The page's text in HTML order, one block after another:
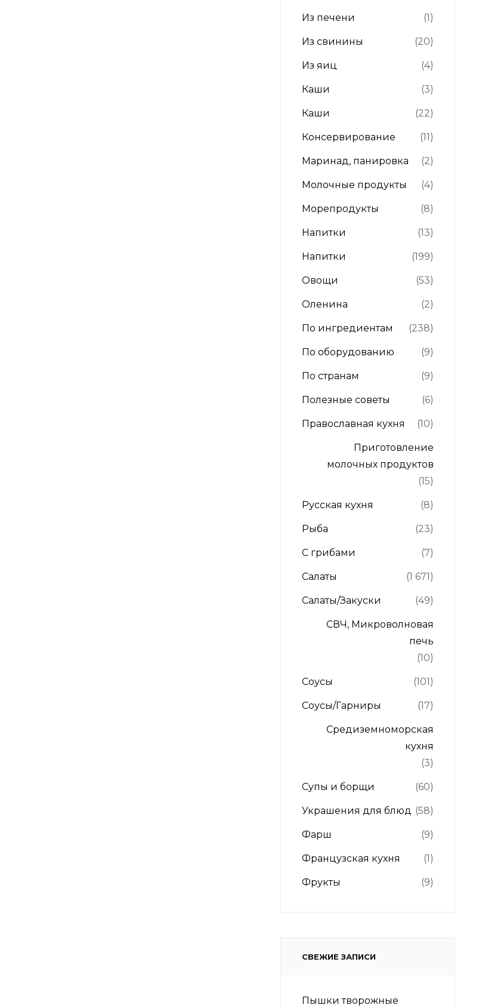
Из печени (1)
Из свинины (20)
Из яиц (4)
Каши (3)
Каши (22)
Консервирование (11)
Маринад, панировка (2)
Молочные продукты (4)
Морепродукты (8)
Напитки (13)
Напитки (199)
Овощи (53)
Оленина (2)
По ингредиентам (238)
По оборудованию (9)
По странам (9)
Полезные советы (6)
Православная кухня (10)
Приготовление
молочных продуктов
(15)
Русская кухня (8)
Рыба (23)
С грибами (7)
Салаты (1 671)
Салаты/Закуски (49)
СВЧ, Микроволновая
печь
(10)
Соусы (101)
Соусы/Гарниры (17)
Средиземноморская
кухня
(3)
Супы и борщи (60)
Украшения для блюд (58)
Фарш (9)
Французская кухня (1)
Фрукты (9)
СВЕЖИЕ ЗАПИСИ
Пышки творожные